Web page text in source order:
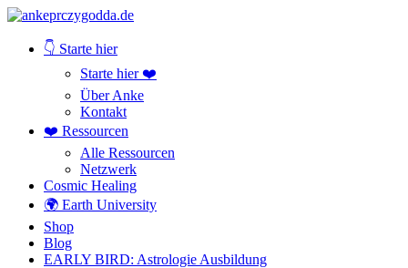
👇 Starte hier
Starte hier ❤️
Über Anke
Kontakt
❤️ Ressourcen
Alle Ressourcen
Netzwerk
Cosmic Healing
🌍 Earth University
Shop
Blog
EARLY BIRD: Astrologie Ausbildung